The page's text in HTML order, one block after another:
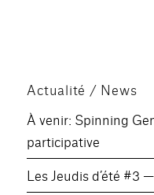
Actualité / News
À venir: Spinning
participative
Les Jeudis d’été #3